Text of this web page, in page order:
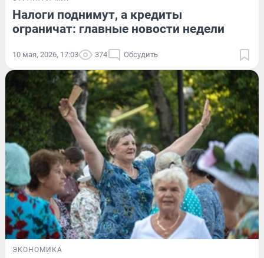
Налоги поднимут, а кредиты
ограничат: главные новости недели
10 мая, 2026, 17:03 374 Обсудить
ЭКОНОМИКА